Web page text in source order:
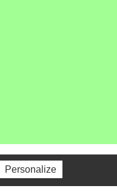
Personalize